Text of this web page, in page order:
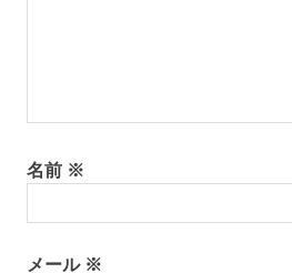
名前 ※
メール ※